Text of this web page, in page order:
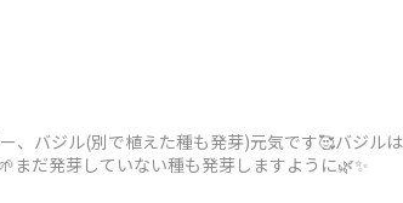
、バジル(別で植えた種も発芽)元気です🥰バジル
まだ発芽していない種も発芽しますように🌿✨️